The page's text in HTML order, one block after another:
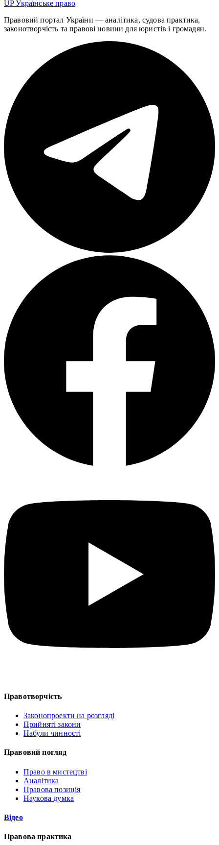
UPУкраїнське право
Правовий портал України — аналітика, судова практика,
законотворчість та правові новини для юристів і громадян.
Правотворчість
Законопроекти на розгляді
Прийняті закони
Набули чинності
Правовий погляд
Право в мистецтві
Аналітика
Правова позиція
Наукова думка
Відео
Правова практика